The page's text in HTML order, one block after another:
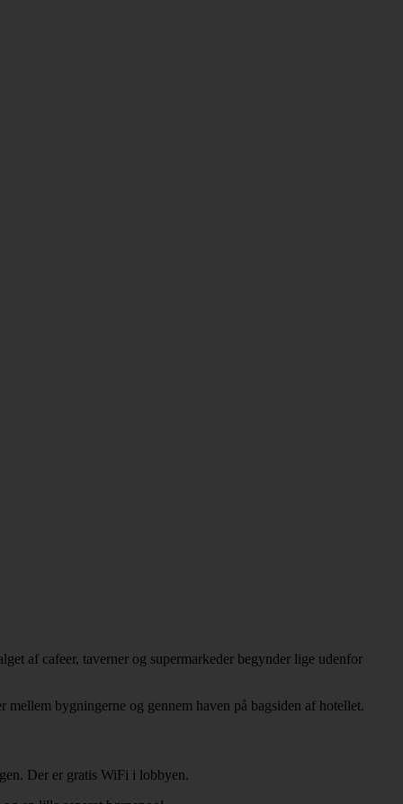
af cafeer, taverner og supermarkeder begynder lige udenfor
bygningerne og gennem haven på bagsiden af hotellet.
Der er gratis WiFi i lobbyen.